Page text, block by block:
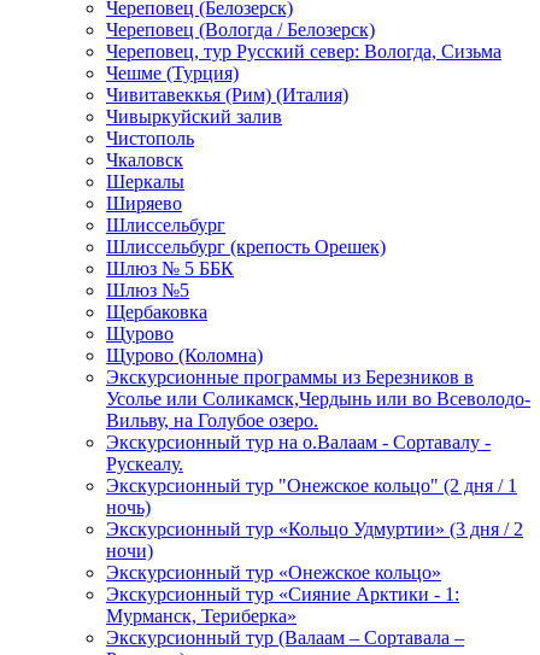
Череповец (Белозерск)
Череповец (Вологда / Белозерск)
Череповец, тур Русский север: Вологда, Сизьма
Чешме (Турция)
Чивитавеккья (Рим) (Италия)
Чивыркуйский залив
Чистополь
Чкаловск
Шеркалы
Ширяево
Шлиссельбург
Шлиссельбург (крепость Орешек)
Шлюз № 5 ББК
Шлюз №5
Щербаковка
Щурово
Щурово (Коломна)
Экскурсионные программы из Березников в
Усолье или Соликамск,Чердынь или во Всеволодо-
Вильву, на Голубое озеро.
Экскурсионный тур на о.Валаам - Сортавалу -
Рускеалу.
Экскурсионный тур "Онежское кольцо" (2 дня / 1
ночь)
Экскурсионный тур «Кольцо Удмуртии» (3 дня / 2
ночи)
Экскурсионный тур «Онежское кольцо»
Экскурсионный тур «Сияние Арктики - 1:
Мурманск, Териберка»
Экскурсионный тур (Валаам – Сортавала –